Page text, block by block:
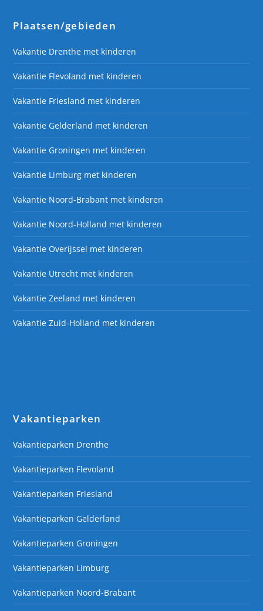
Plaatsen/gebieden
Vakantie Drenthe met kinderen
Vakantie Flevoland met kinderen
Vakantie Friesland met kinderen
Vakantie Gelderland met kinderen
Vakantie Groningen met kinderen
Vakantie Limburg met kinderen
Vakantie Noord-Brabant met kinderen
Vakantie Noord-Holland met kinderen
Vakantie Overijssel met kinderen
Vakantie Utrecht met kinderen
Vakantie Zeeland met kinderen
Vakantie Zuid-Holland met kinderen
Vakantieparken
Vakantieparken Drenthe
Vakantieparken Flevoland
Vakantieparken Friesland
Vakantieparken Gelderland
Vakantieparken Groningen
Vakantieparken Limburg
Vakantieparken Noord-Brabant